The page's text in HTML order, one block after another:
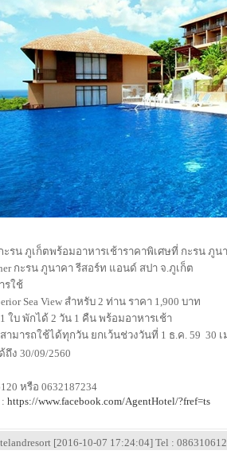
รน ภูเก็ตพร้อมอาหารเช้าราคาพิเศษที่ กะรน ภูน
กะรน ภูนาคา รีสอร์ท แอนด์ สปา จ.ภูเก็ต
รใช้
Sea View สำหรับ 2 ท่าน ราคา 1,900 บาท
1 ใบ พักได้ 2 วัน 1 คืน พร้อมอาหารเช้า
สามารถใช้ได้ทุกวัน ยกเว้นช่วงวันที่ 1 ธ.ค. 59  30 เ
ถึง 30/09/2560
หรือ 0632187234
https://www.facebook.com/AgentHotel/?fref=ts
[2016-10-07 17:24:04] Tel :